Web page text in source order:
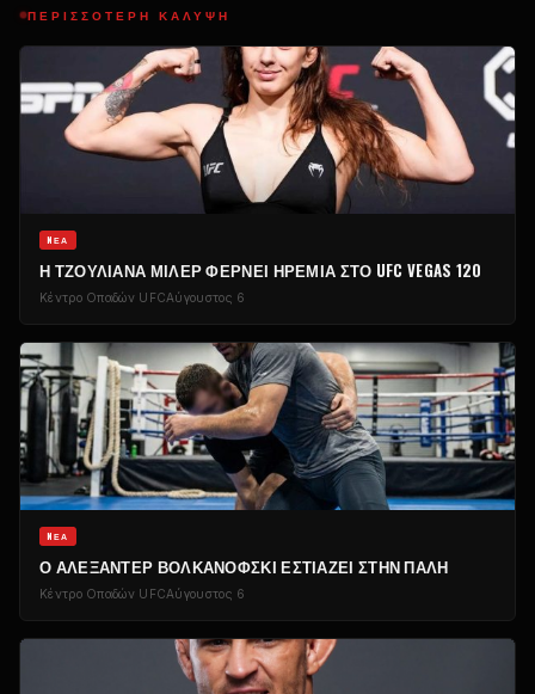
ΠΕΡΙΣΣΌΤΕΡΗ ΚΆΛΥΨΗ
NΈΑ
Η ΤΖΟΥΛΙΆΝΑ ΜΊΛΕΡ ΦΈΡΝΕΙ ΗΡΕΜΊΑ ΣΤΟ UFC VEGAS 120
Κέντρο Οπαδών UFCΑύγουστος 6
NΈΑ
Ο ΑΛΕΞΆΝΤΕΡ ΒΟΛΚΑΝΌΦΣΚΙ ΕΣΤΙΆΖΕΙ ΣΤΗΝ ΠΆΛΗ
Κέντρο Οπαδών UFCΑύγουστος 6